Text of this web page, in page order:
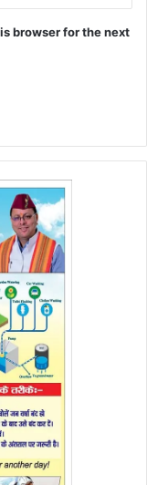
browser for the next